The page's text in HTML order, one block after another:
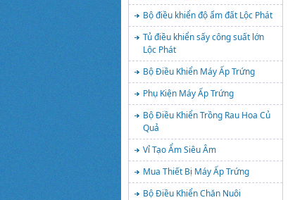
Bộ điều khiển độ ẩm đất Lộc Phát
Tủ điều khiển sấy công suất lớn
Lộc Phát
Bộ Điều Khiển Máy Ấp Trứng
Phụ Kiện Máy Ấp Trứng
Bộ Điều Khiển Trồng Rau Hoa Củ
Quả
Vỉ Tạo Ẩm Siêu Âm
Mua Thiết Bị Máy Ấp Trứng
Bộ Điều Khiển Chăn Nuôi